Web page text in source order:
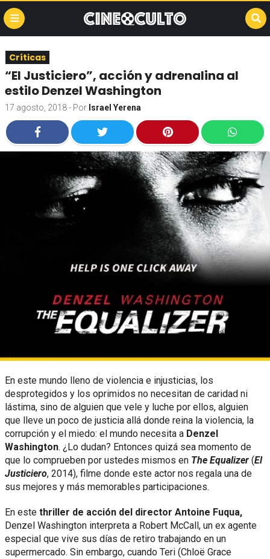
Críticas
“El Justiciero”, acción y adrenalina al
estilo Denzel Washington
17 agosto, 2018- Por Israel Yerena
En este mundo lleno de violencia e injusticias, los
desprotegidos y los oprimidos no necesitan de caridad ni
lástima, sino de alguien que vele y luche por ellos, alguien
que lleve un poco de justicia allá donde reina la violencia, la
corrupción y el miedo: el mundo necesita a Denzel
Washington. ¿Lo dudan? Entonces quizá sea momento de
que lo comprueben por ustedes mismos en The Equalizer (El
Justiciero, 2014), filme donde este actor nos regala una de
sus mejores y más memorables participaciones.
En este thriller de acción del director Antoine Fuqua,
Denzel Washington interpreta a Robert McCall, un ex agente
especial que vive sus días de retiro trabajando en un
supermercado. Sin embargo, cuando Teri (Chloë Grace